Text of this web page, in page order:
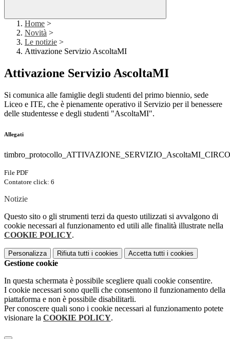
Home >
Novità >
Le notizie >
Attivazione Servizio AscoltaMI
Attivazione Servizio AscoltaMI
Si comunica alle famiglie degli studenti del primo biennio, sede
Liceo e ITE, che è pienamente operativo il Servizio per il benessere
delle studentesse e degli studenti "AscoltaMI".
Allegati
File PDF
Contatore click: 6
Notizie
Questo sito o gli strumenti terzi da questo utilizzati si avvalgono di
cookie necessari al funzionamento ed utili alle finalità illustrate nella
COOKIE POLICY.
Personalizza Rifiuta tutti i cookies Accetta tutti i cookies
Gestione cookie
In questa schermata è possibile scegliere quali cookie consentire.
I cookie necessari sono quelli che consentono il funzionamento della
piattaforma e non è possibile disabilitarli.
Per conoscere quali sono i cookie necessari al funzionamento potete
visionare la COOKIE POLICY.